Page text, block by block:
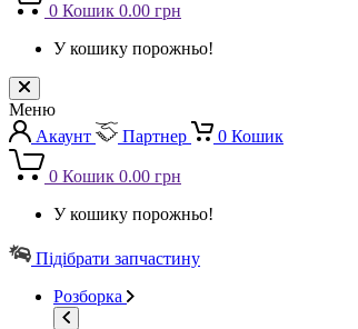
0 Кошик 0.00 грн
У кошику порожньо!
Меню
Акаунт
Партнер 0 Кошик
0 Кошик 0.00 грн
У кошику порожньо!
Підібрати запчастину
Розборка